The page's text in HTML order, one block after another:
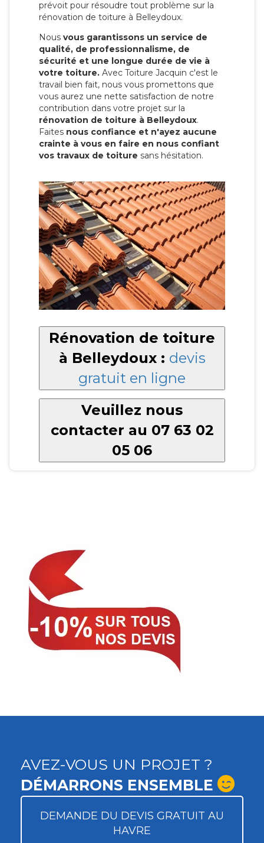
prévoit pour résoudre tout problème sur la
rénovation de toiture à Belleydoux.
Nous vous garantissons un service de
qualité, de professionnalisme, de
sécurité et une longue durée de vie à
votre toiture. Avec Toiture Jacquin c'est le
travail bien fait, nous vous promettons que
vous aurez une nette satisfaction de notre
contribution dans votre projet sur la
rénovation de toiture à Belleydoux.
Faites nous confiance et n'ayez aucune
crainte à vous en faire en nous confiant
vos travaux de toiture sans hésitation.
Rénovation de toiture
à Belleydoux : devis
gratuit en ligne
Veuillez nous
contacter au 07 63 02
05 06
AVEZ-VOUS UN PROJET ?
DÉMARRONS ENSEMBLE
DEMANDE DU DEVIS GRATUIT AU
HAVRE